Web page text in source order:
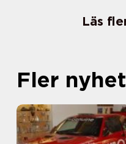
Läs
Fler